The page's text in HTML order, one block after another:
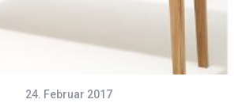
24. Februar 2017